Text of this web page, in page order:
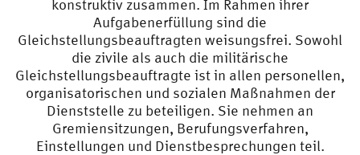
konstruktiv zusammen. Im Rahmen ihrer
Aufgabenerfüllung sind die
Gleichstellungsbeauftragten weisungsfrei. Sowohl
die zivile als auch die militärische
Gleichstellungsbeauftragte ist in allen personellen,
organisatorischen und sozialen Maßnahmen der
Dienststelle zu beteiligen. Sie nehmen an
Gremiensitzungen, Berufungsverfahren,
Einstellungen und Dienstbesprechungen teil.